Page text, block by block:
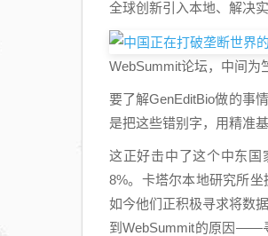
全球创新引入本地、解决
WebSummit论坛，中间为
要了解GenEditBio做的事
是把这些错别字，用精准
这正好击中了这个中东
8%。卡塔尔本地研究所
如今他们正积极寻求将数
到WebSummit的原因——